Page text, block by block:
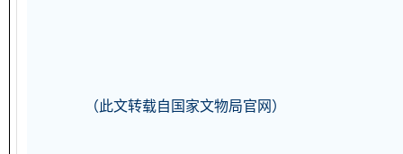
（此文转载自国家文物局官网）